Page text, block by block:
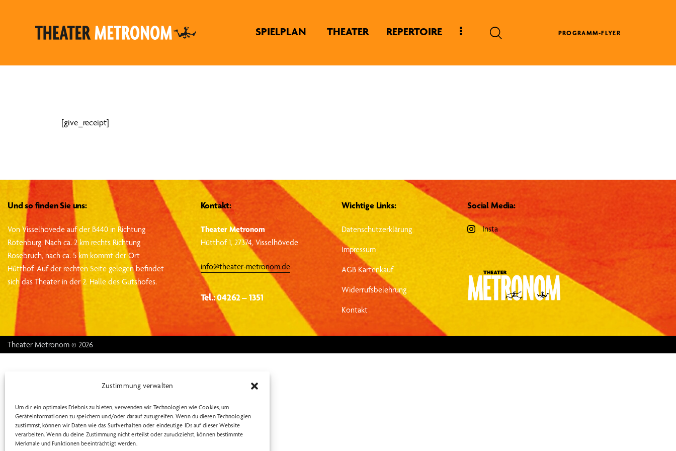
Zustimmung verwalten
Um dir ein optimales Erlebnis zu bieten, verwenden wir Technologien wie Cookies, um
Geräteinformationen zu speichern und/oder darauf zuzugreifen. Wenn du diesen Technologien
zustimmst, können wir Daten wie das Surfverhalten oder eindeutige IDs auf dieser Website
verarbeiten. Wenn du deine Zustimmung nicht erteilst oder zurückziehst, können bestimmte
Merkmale und Funktionen beeinträchtigt werden.
SPIELPLAN THEATER REPERTOIRE PROGRAMM-FLYER
[give_receipt]
Und so finden Sie uns:
Von Visselhövede auf der B440 in Richtung
Rotenburg. Nach ca. 2 km rechts Richtung
Rosebruch, nach ca. 5 km kommt der Ort
Hütthof. Auf der rechten Seite gelegen befindet
sich das Theater in der 2. Halle des Gutshofes.
Kontakt:
Theater Metronom
Hütthof 1, 27374, Visselhövede
info@theater-metronom.de
Tel.: 04262 – 1351
Wichtige Links:
Datenschutzerklärung
Impressum
AGB Kartenkauf
Widerrufsbelehrung
Kontakt
Social Media:
Insta
Theater Metronom © 2026